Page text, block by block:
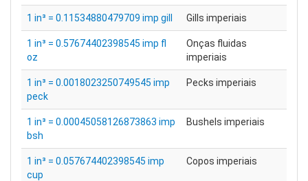
1 in³ = 0.11534880479709 imp gill Gills imperiais
1 in³ = 0.57674402398545 imp fl
oz
Onças fluidas
imperiais
1 in³ = 0.0018023250749545 imp
peck
Pecks imperiais
1 in³ = 0.00045058126873863 imp
bsh
Bushels imperiais
1 in³ = 0.057674402398545 imp
cup
Copos imperiais